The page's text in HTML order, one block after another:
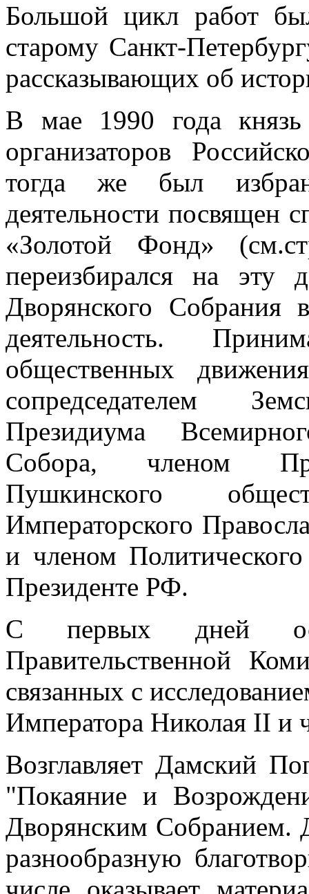
Большой цикл работ
старому Санкт-
рассказывающих об
В мае 1990 года
организаторов
тогда же был
деятельности посвящен
«Золотой Фонд»
переизбирался на эту
Дворянского Собрания
деятельность.
общественных
сопредседателем
Президиума
Собора, членом
Пушкинского
Императорского
и членом
Президенте РФ.
С первых дней
Правительственной
связанных с
Императора Николая II и
Возглавляет Дамский
"Покаяние и
Дворянским Собранием.
разнообразную